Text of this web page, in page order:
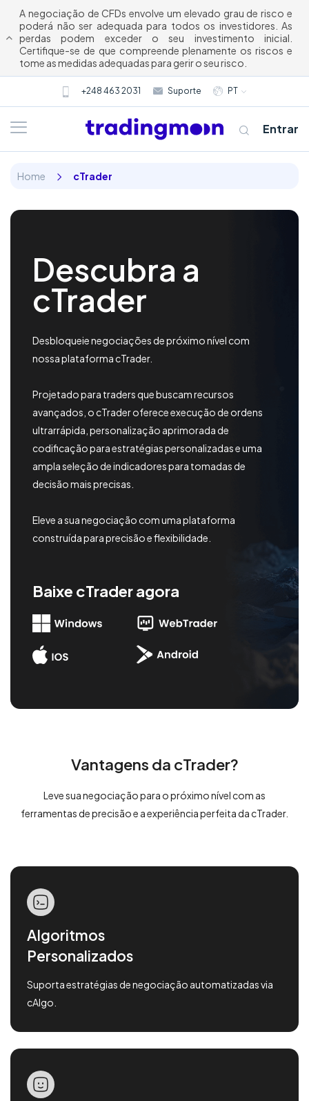
A negociação de CFDs envolve um elevado grau de risco e
poderá não ser adequada para todos os investidores. As
perdas podem exceder o seu investimento inicial.
Certifique-se de que compreende plenamente os riscos e
tome as medidas adequadas para gerir o seu risco.
+248 463 2031 Suporte PT
Quem somos
Mercados
Plataformas
Central de Ajuda
Entrar
Home cTrader
Descubra a
cTrader
Desbloqueie negociações de próximo nível com
nossa plataforma cTrader.
Projetado para traders que buscam recursos
avançados, o cTrader oferece execução de ordens
ultrarrápida, personalização aprimorada de
codificação para estratégias personalizadas e uma
ampla seleção de indicadores para tomadas de
decisão mais precisas.
Eleve a sua negociação com uma plataforma
construída para precisão e flexibilidade.
Baixe cTrader agora
Vantagens da cTrader?
Leve sua negociação para o próximo nível com as
ferramentas de precisão e a experiência perfeita da cTrader.
Algoritmos
Personalizados
Suporta estratégias de negociação automatizadas via
cAlgo.